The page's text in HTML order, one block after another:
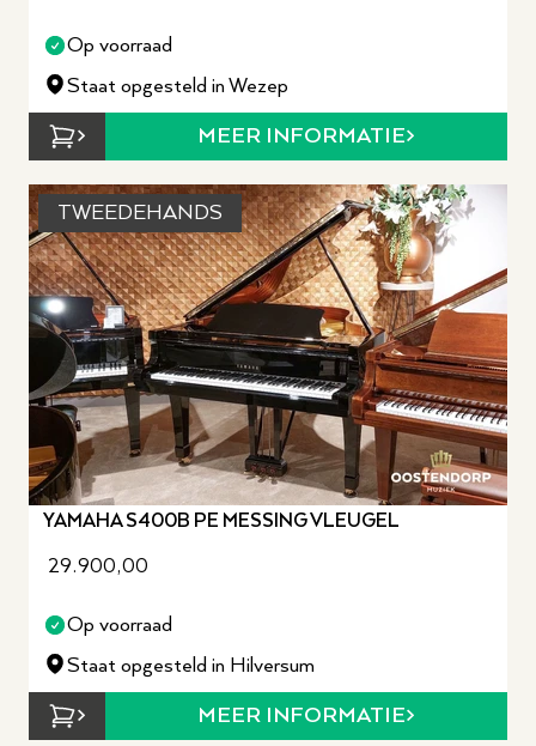
Op voorraad
Staat opgesteld in Wezep
MEER INFORMATIE
TWEEDEHANDS
YAMAHA S400B PE MESSING VLEUGEL
29.900,00
Op voorraad
Staat opgesteld in Hilversum
MEER INFORMATIE